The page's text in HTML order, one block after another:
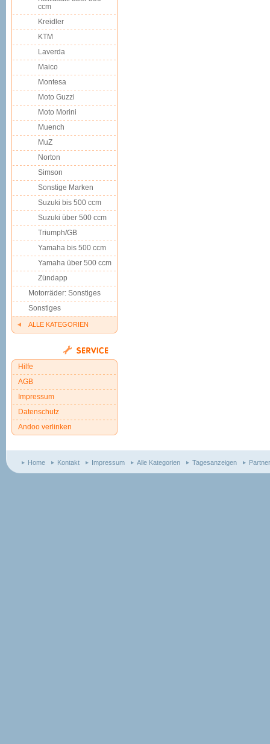
ccm
Kreidler
KTM
Laverda
Maico
Montesa
Moto Guzzi
Moto Morini
Muench
MuZ
Norton
Simson
Sonstige Marken
Suzuki bis 500 ccm
Suzuki über 500 ccm
Triumph/GB
Yamaha bis 500 ccm
Yamaha über 500 ccm
Zündapp
Motorräder: Sonstiges
Sonstiges
ALLE KATEGORIEN
Hilfe
AGB
Impressum
Datenschutz
Andoo verlinken
Home Kontakt Impressum Alle Kategorien Tagesanzeigen Partner